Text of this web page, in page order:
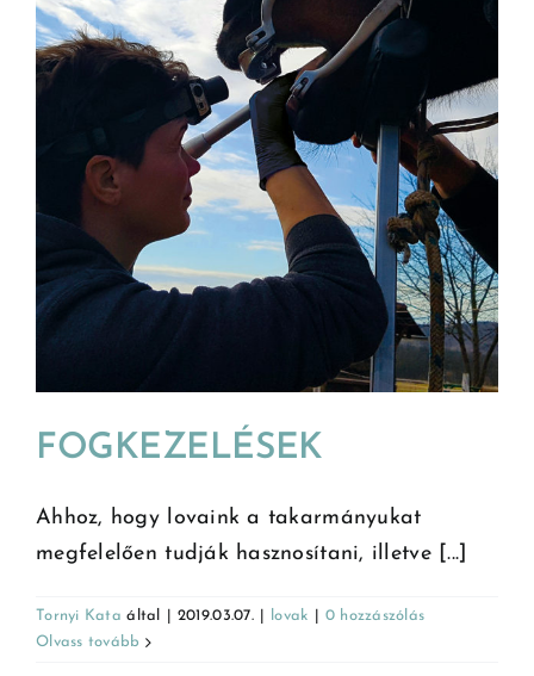
FOGKEZELÉSEK
Ahhoz, hogy lovaink a takarmányukat
megfelelően tudják hasznosítani, illetve [...]
Tornyi Kata által 2019.03.07. lovak
0 hozzászólás
Olvass tovább